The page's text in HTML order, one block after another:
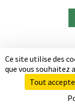
Ce site utilise des
que vous souhaitez
Tout